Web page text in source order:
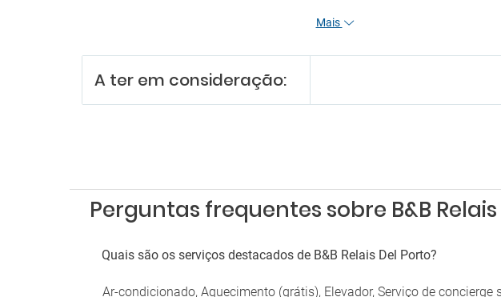
Entretenimento
Mais
A ter em consideração:
Perguntas frequentes sobre B&B
Quais são os serviços destacados de B&B Relais Del Porto?
Ar-condicionado, Aquecimento (grátis), Elevador, Serviço de